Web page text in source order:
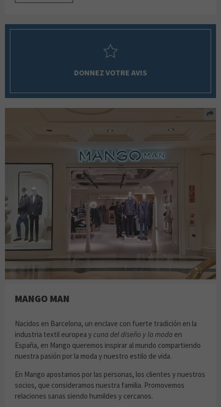
DONNEZ VOTRE AVIS
MANGO MAN
Nacidos en Barcelona, un enclave con fuerte tradición en la
industria textil europea ycuna del diseño y la moda en
España, en Mango queremos inspirar al mundo compartiendo
nuestra pasión por la moda y nuestro estilo de vida.
En Mango apostamos por las personas, los clientes y nuestros
socios, que consideramos nuestra familia. Promovemos
relaciones sanas siendo humildes y cercanos.